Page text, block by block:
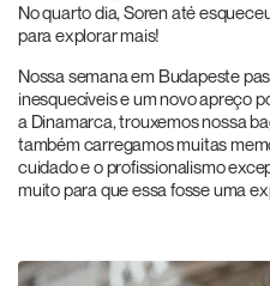
No quarto dia, Soren até
para explorar mais!
Nossa semana em Budapeste
inesquecíveis e um novo apreço
a Dinamarca, trouxemos nossa
também carregamos muitas
cuidado e o profissionalismo
muito para que essa fosse uma